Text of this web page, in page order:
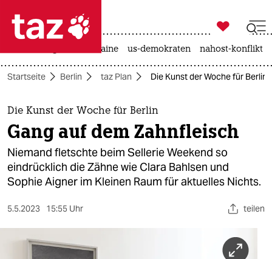
 taz zahl ich
taz zahl ich
themen
politik
öko
gesellschaft
sport

taz zahl ich
krieg in der ukraine us-demokraten nahost-konflikt
Startseite Berlin taz Plan Die Kunst der Woche für
Die Kunst der Woche für Berlin
Gang auf dem Zahnfleisch
Niemand fletschte beim Sellerie Weekend so
eindrücklich die Zähne wie Clara Bahlsen und
Sophie Aigner im Kleinen Raum für aktuelles Nichts.
5.5.2023 15:55 Uhr teilen